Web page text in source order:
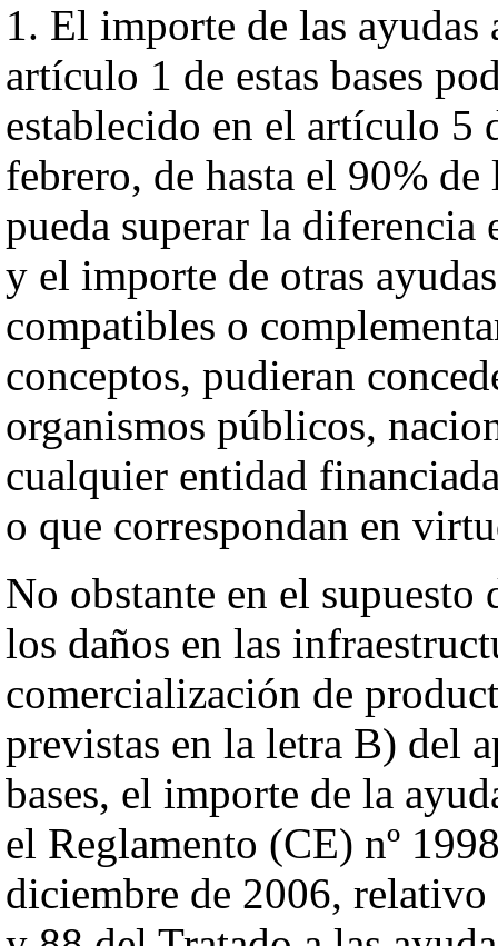
1. El importe de las ayudas
artículo 1 de estas bases
establecido en el artículo 5
febrero, de hasta el 90%
pueda superar la
y el importe de otras
compatibles o
conceptos, pudieran
organismos públicos,
cualquier entidad
o que correspondan en
No obstante en el supuesto
los daños en las
comercialización de
previstas en la letra B) del
bases, el importe de la
el Reglamento (CE) nº
diciembre de 2006,